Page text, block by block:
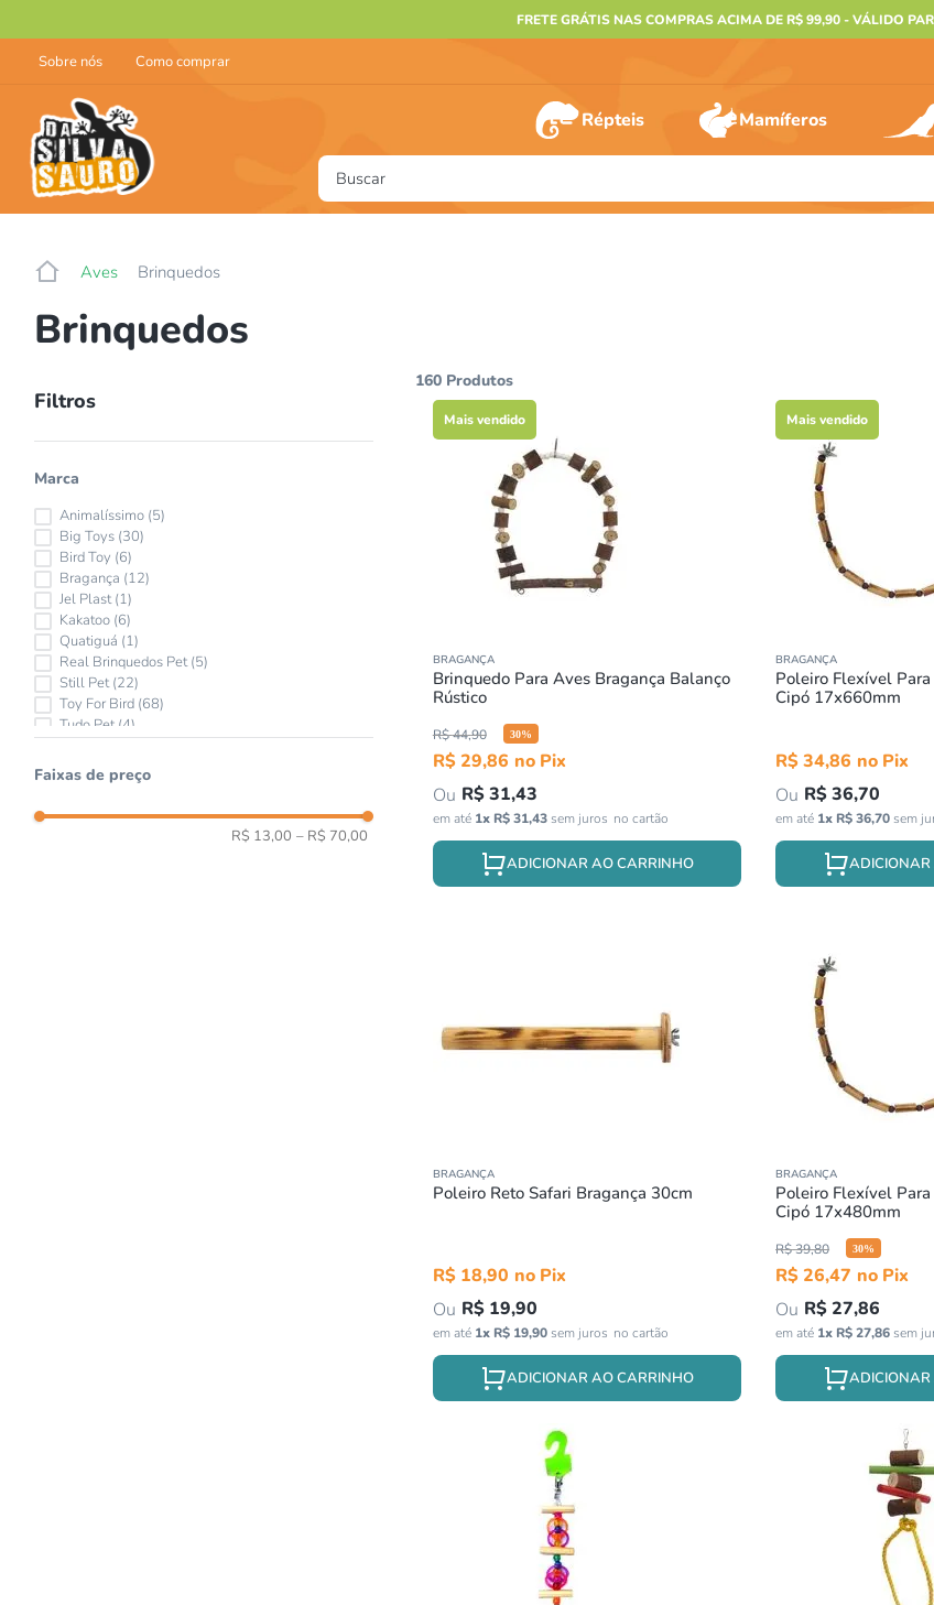
FRETE GRÁTIS NAS COMPRAS ACIMA DE R$ 99,90 - VÁLIDO
Sobre nós Como comprar
Répteis Mamíferos
Buscar
Aves Brinquedos
Brinquedos
Filtros
Marca
Animalíssimo (5)
Big Toys (30)
Bird Toy (6)
Bragança (12)
Jel Plast (1)
Kakatoo (6)
Quatiguá (1)
Real Brinquedos Pet (5)
Still Pet (22)
Toy For Bird (68)
Tudo Pet (4)
Faixas de preço
R$ 13,00 – R$ 70,00
160 Produtos
Mais vendido
BRAGANÇA
Brinquedo Para Aves Bragança Balanço
Rústico
R$44,90 30%
R$29,86
R$31,43
em até 1x R$ 31,43sem juros
ADICIONAR AO CARRINHO
Mais vendido
BRAGANÇA
Poleiro Flexível
Cipó 17x660mm
R$34,86
R$36,70
em até 1x R$36,70sem
BRAGANÇA
Poleiro Reto Safari Bragança 30cm
R$ 18,90
R$ 19,90
em até 1x R$ 19,90sem juros
ADICIONAR AO CARRINHO
BRAGANÇA
Poleiro Flexível
Cipó 17x480mm
R$39,80 30%
R$26,47
R$27,86
em até 1x R$27,86sem
4º
jabuti
terrario
tartaruga
º
papagaio